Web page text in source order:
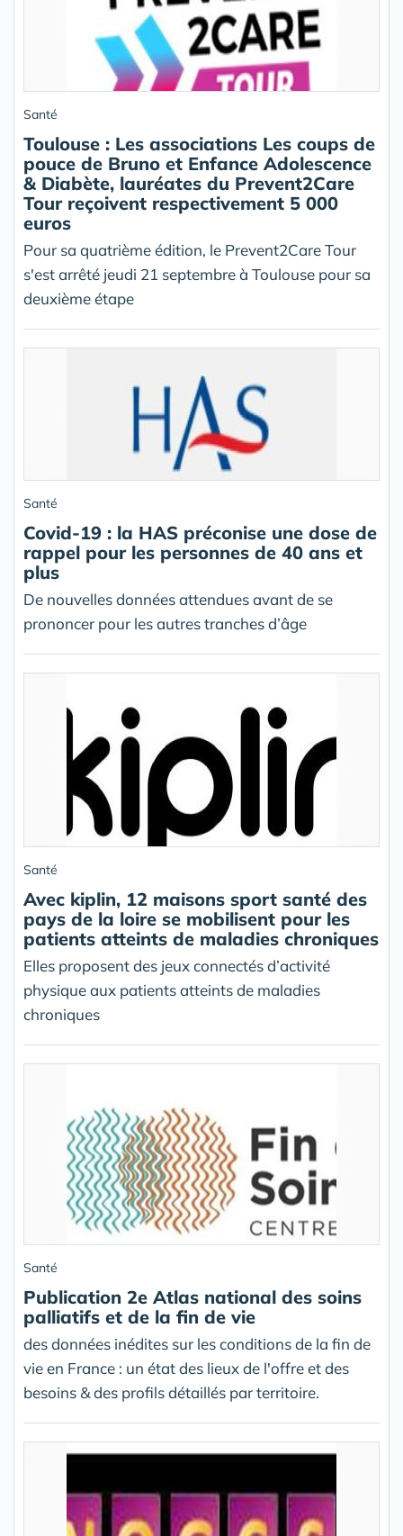
Santé
Toulouse : Les associations Les coups de
pouce de Bruno et Enfance Adolescence
& Diabète, lauréates du Prevent2Care
Tour reçoivent respectivement 5 000
euros
Pour sa quatrième édition, le Prevent2Care Tour
s'est arrêté jeudi 21 septembre à Toulouse pour sa
deuxième étape
Santé
Covid-19 : la HAS préconise une dose de
rappel pour les personnes de 40 ans et
plus
De nouvelles données attendues avant de se
prononcer pour les autres tranches d’âge
Santé
Avec kiplin, 12 maisons sport santé des
pays de la loire se mobilisent pour les
patients atteints de maladies chroniques
Elles proposent des jeux connectés d’activité
physique aux patients atteints de maladies
chroniques
Santé
Publication 2e Atlas national des soins
palliatifs et de la fin de vie
des données inédites sur les conditions de la fin de
vie en France : un état des lieux de l'offre et des
besoins & des profils détaillés par territoire.